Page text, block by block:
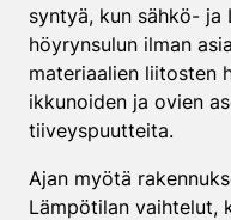
syntyä, kun sähkö- ja
höyrynsulun ilman
materiaalien liitosten
ikkunoiden ja ovien
tiiveyspuutteita.
Ajan myötä
Lämpötilan vaihtelut,